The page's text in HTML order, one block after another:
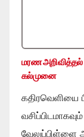
மரண அறிவித்தல்
கல்முனை
கதிரவெளியை
வேலுப்பிள்ளை